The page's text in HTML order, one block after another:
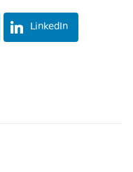
LinkedIn